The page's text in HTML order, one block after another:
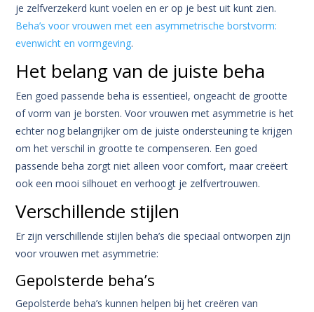
je zelfverzekerd kunt voelen en er op je best uit kunt zien.
Beha’s voor vrouwen met een asymmetrische borstvorm:
evenwicht en vormgeving.
Het belang van de juiste beha
Een goed passende beha is essentieel, ongeacht de grootte
of vorm van je borsten. Voor vrouwen met asymmetrie is het
echter nog belangrijker om de juiste ondersteuning te krijgen
om het verschil in grootte te compenseren. Een goed
passende beha zorgt niet alleen voor comfort, maar creëert
ook een mooi silhouet en verhoogt je zelfvertrouwen.
Verschillende stijlen
Er zijn verschillende stijlen beha’s die speciaal ontworpen zijn
voor vrouwen met asymmetrie:
Gepolsterde beha’s
Gepolsterde beha’s kunnen helpen bij het creëren van